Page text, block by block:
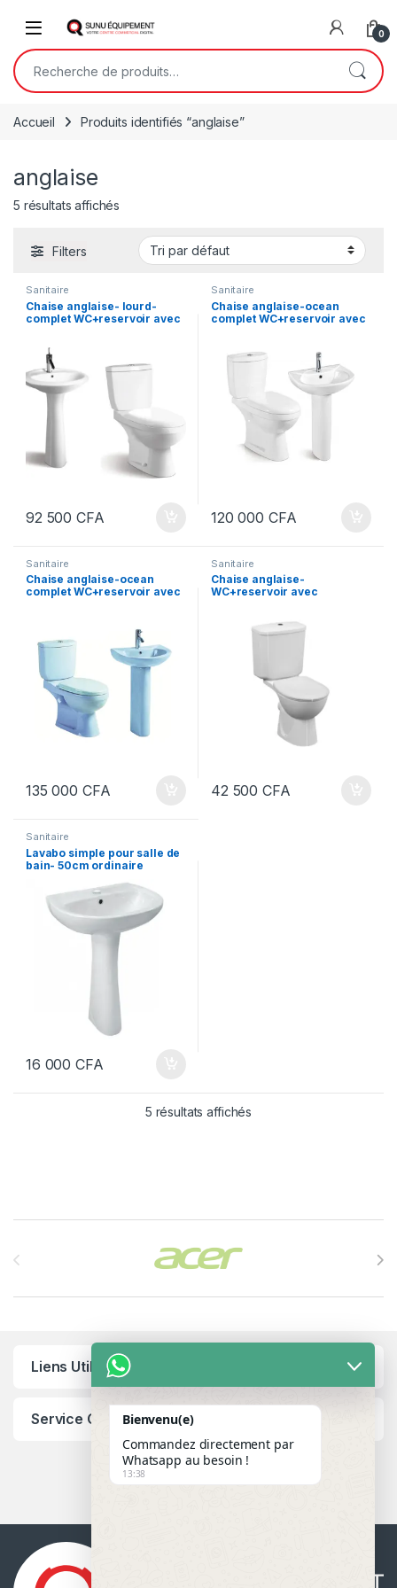
Open 0
Recherche pour :
Accueil Produits identifiés “anglaise”
anglaise
5 résultats affichés
Filters
Sanitaire
Chaise anglaise- lourd-
complet WC+reservoir avec
92 500CFA
Sanitaire
Chaise anglaise-ocean
complet WC+reservoir avec
120 000 CFA
Sanitaire
Chaise anglaise-ocean
complet WC+reservoir avec
135 000 CFA
Sanitaire
Chaise anglaise-
WC+reservoir avec
42 500CFA
Sanitaire
Lavabo simple pour salle de
bain- 50cm ordinaire
16 000CFA
5 résultats affichés
Liens Utiles
Service ClientBienvenu(e)
Commandez directement par
Whatsapp au besoin !
13:38